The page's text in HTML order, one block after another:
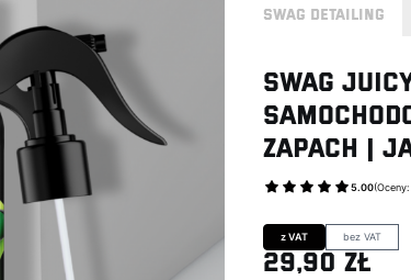
SWAG DETAILING
Swag
Zapach |
5.00
Przejdź
z VAT bez VAT
Cena
29,90 zł